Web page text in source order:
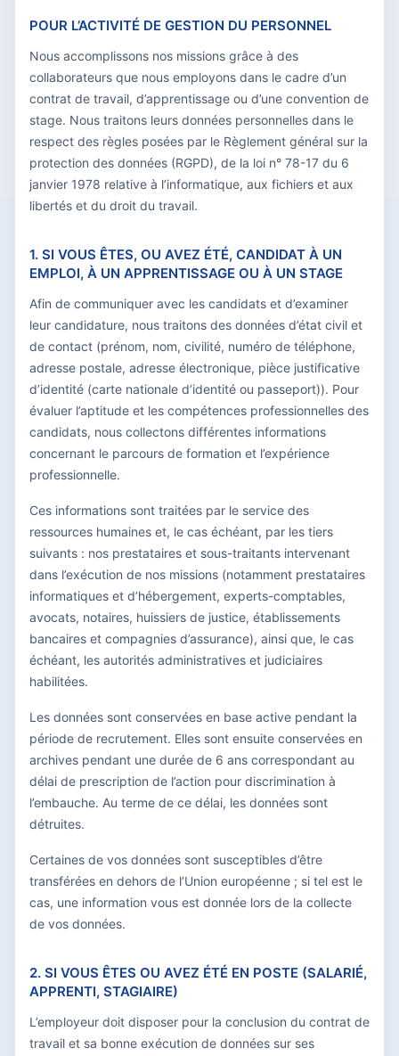
POUR L’ACTIVITÉ DE GESTION DU PERSONNEL
Nous accomplissons nos missions grâce à des
collaborateurs que nous employons dans le cadre d’un
contrat de travail, d’apprentissage ou d’une convention de
stage. Nous traitons leurs données personnelles dans le
respect des règles posées par le Règlement général sur la
protection des données (RGPD), de la loi n° 78-17 du 6
janvier 1978 relative à l’informatique, aux fichiers et aux
libertés et du droit du travail.
1. SI VOUS ÊTES, OU AVEZ ÉTÉ, CANDIDAT À UN
EMPLOI, À UN APPRENTISSAGE OU À UN STAGE
Afin de communiquer avec les candidats et d’examiner
leur candidature, nous traitons des données d’état civil et
de contact (prénom, nom, civilité, numéro de téléphone,
adresse postale, adresse électronique, pièce justificative
d’identité (carte nationale d’identité ou passeport)). Pour
évaluer l’aptitude et les compétences professionnelles des
candidats, nous collectons différentes informations
concernant le parcours de formation et l’expérience
professionnelle.
Ces informations sont traitées par le service des
ressources humaines et, le cas échéant, par les tiers
suivants : nos prestataires et sous-traitants intervenant
dans l’exécution de nos missions (notamment prestataires
informatiques et d’hébergement, experts-comptables,
avocats, notaires, huissiers de justice, établissements
bancaires et compagnies d’assurance), ainsi que, le cas
échéant, les autorités administratives et judiciaires
habilitées.
Les données sont conservées en base active pendant la
période de recrutement. Elles sont ensuite conservées en
archives pendant une durée de 6 ans correspondant au
délai de prescription de l’action pour discrimination à
l’embauche. Au terme de ce délai, les données sont
détruites.
Certaines de vos données sont susceptibles d’être
transférées en dehors de l’Union européenne ; si tel est le
cas, une information vous est donnée lors de la collecte
de vos données.
2. SI VOUS ÊTES OU AVEZ ÉTÉ EN POSTE (SALARIÉ,
APPRENTI, STAGIAIRE)
L’employeur doit disposer pour la conclusion du contrat de
travail et sa bonne exécution de données sur ses